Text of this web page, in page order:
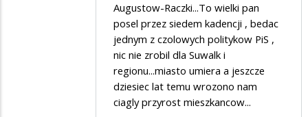
Augustow-Raczki...To wielki pan
posel przez siedem kadencji , bedac
jednym z czolowych politykow PiS ,
nic nie zrobil dla Suwalk i
regionu...miasto umiera a jeszcze
dziesiec lat temu wrozono nam
ciagly przyrost mieszkancow...